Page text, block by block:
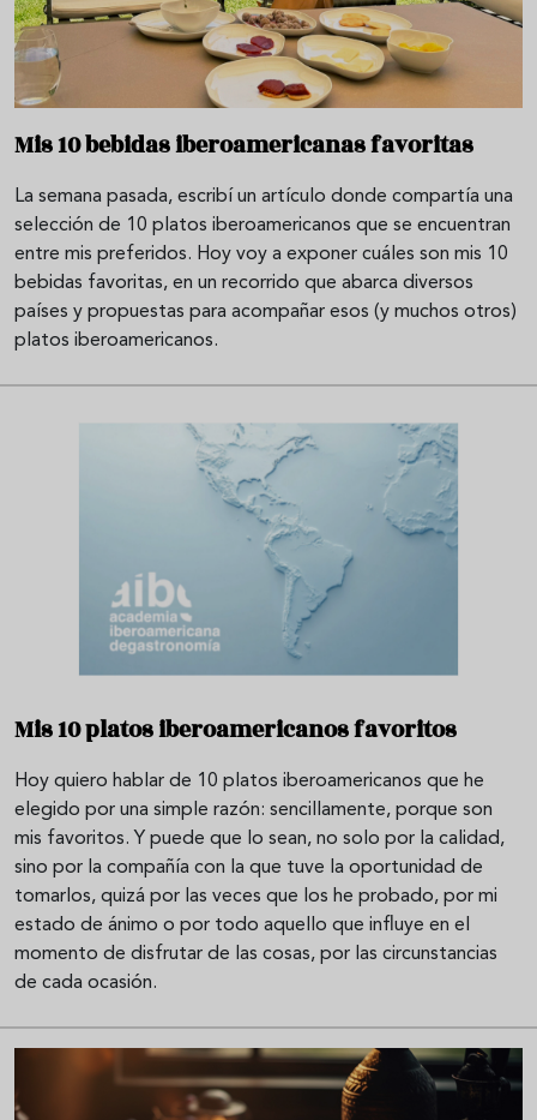
Mis 10 bebidas iberoamericanas favoritas
La semana pasada, escribí un artículo donde compartía una
selección de 10 platos iberoamericanos que se encuentran
entre mis preferidos. Hoy voy a exponer cuáles son mis 10
bebidas favoritas, en un recorrido que abarca diversos
países y propuestas para acompañar esos (y muchos otros)
platos iberoamericanos.
Mis 10 platos iberoamericanos favoritos
Hoy quiero hablar de 10 platos iberoamericanos que he
elegido por una simple razón: sencillamente, porque son
mis favoritos. Y puede que lo sean, no solo por la calidad,
sino por la compañía con la que tuve la oportunidad de
tomarlos, quizá por las veces que los he probado, por mi
estado de ánimo o por todo aquello que influye en el
momento de disfrutar de las cosas, por las circunstancias
de cada ocasión.